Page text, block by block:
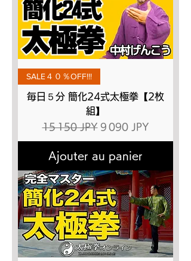
SALE４０％OFF!!!
毎日５分 簡化24式太極拳【2枚
組】
Prix original
15 150 JPY Prix promotionnel
9 090 JPY
Ajouter au panier